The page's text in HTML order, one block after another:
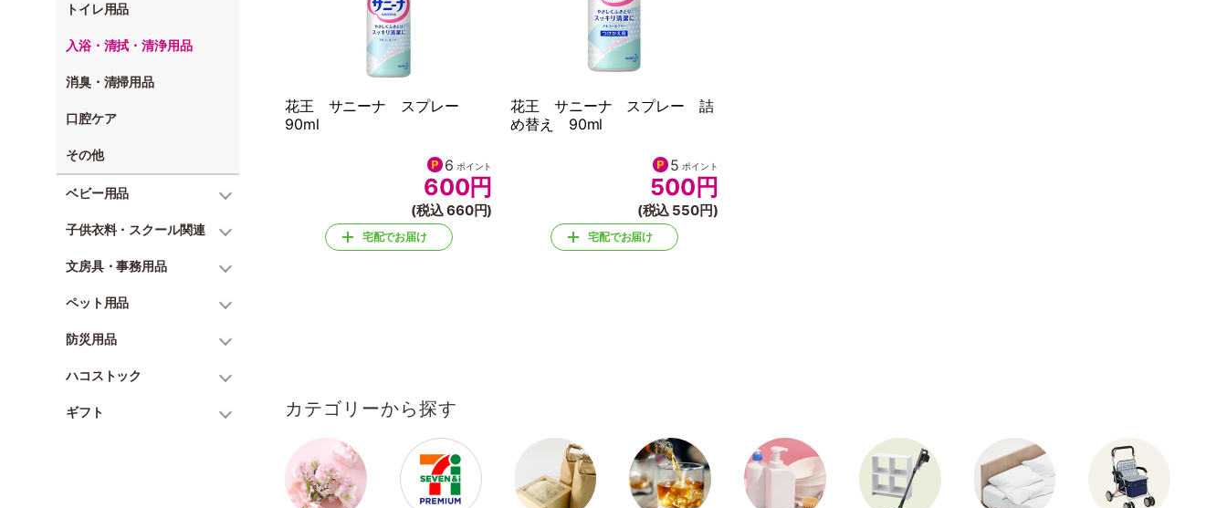
トイレ用品
入浴・清拭・清浄用品
消臭・清掃用品
口腔ケア
その他
ベビー用品
子供衣料・スクール関連
文房具・事務用品
ペット用品
防災用品
ハコストック
ギフト
花王 サニーナ スプレー
90ml
6 ポイント
600円
(税込 660円)
宅配でお届け
花王 サニーナ スプレー 詰
め替え 90ml
5 ポイント
500 円
(税込 550円)
宅配でお届け
カテゴリーから探す